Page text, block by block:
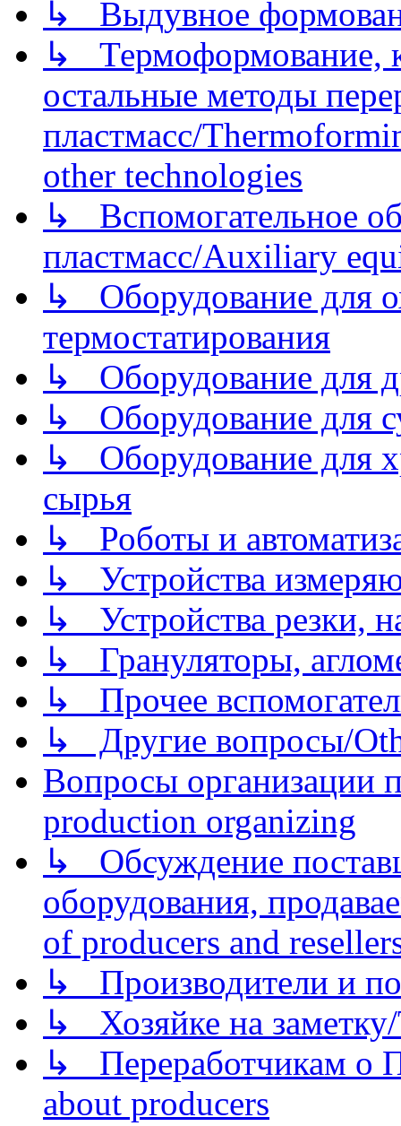
↳ Выдувное
↳ Термоформование,
остальные методы
пластмасс/
other technologies
↳ Вспомогательное
пластмасс/Auxiliary
↳ Оборудование для
термостатирования
↳ Оборудование для
↳ Оборудование для
↳ Оборудование для
сырья
↳ Роботы и
↳ Устройства
↳ Устройства резки,
↳ Грануляторы,
↳ Прочее
↳ Другие вопросы/
Вопросы организации
production organizing
↳ Обсуждение
оборудования,
of producers and
↳ Производители и
↳ Хозяйке на
↳ Переработчикам о
about producers